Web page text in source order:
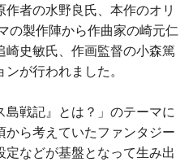
者の水野良氏、本作のオリ
の製作陣から作曲家の崎元仁
史敏氏、作画監督の小森篤
が行われました。
島戦記』とは？」のテーマに
ら考えていたファンタジー
などが基盤となって生み出